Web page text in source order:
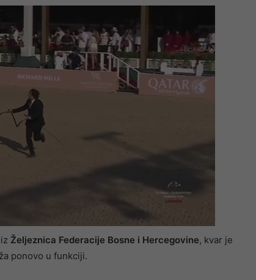
Željeznica Federacije Bosne i Hercegovine, kvar je
ponovo u funkciji.